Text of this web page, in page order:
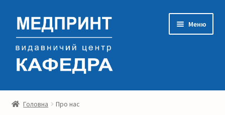
Перейти
до
навігації
Перейти
до
контенту
Меню
Каталог видань
Головна Про нас